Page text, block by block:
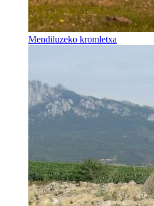
Mendiluzeko kromletxa